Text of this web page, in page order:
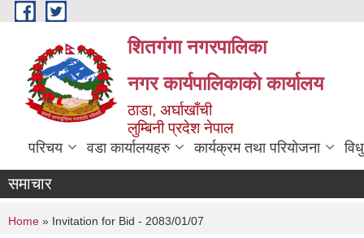
Skip to main content
शितगंगा नगरपालिका
नगर कार्यपालिकाकाे कार्यालय
ठाडा, अर्घाखाँची
लुम्बिनी प्रदेश नेपाल
परिचय वडा कार्यालयहरु कार्यक्रम तथा परियोजना
समाचार
You are here
Home » Invitation for Bid - 2083/01/07